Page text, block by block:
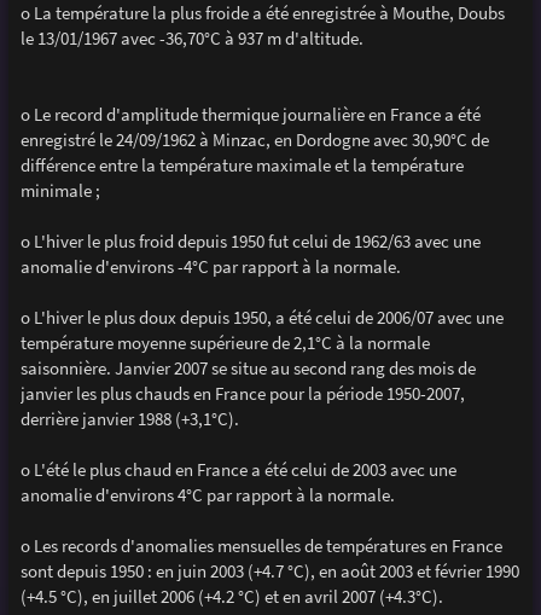
o La température la plus froide a été enregistrée à Mouthe, Doubs
le 13/01/1967 avec -36,70°C à 937 m d'altitude.
o Le record d'amplitude thermique journalière en France a été
enregistré le 24/09/1962 à Minzac, en Dordogne avec 30,90°C de
différence entre la température maximale et la température
minimale ;
o L'hiver le plus froid depuis 1950 fut celui de 1962/63 avec une
anomalie d'environs -4°C par rapport à la normale.
o L'hiver le plus doux depuis 1950, a été celui de 2006/07 avec une
température moyenne supérieure de 2,1°C à la normale
saisonnière. Janvier 2007 se situe au second rang des mois de
janvier les plus chauds en France pour la période 1950-2007,
derrière janvier 1988 (+3,1°C).
o L'été le plus chaud en France a été celui de 2003 avec une
anomalie d'environs 4°C par rapport à la normale.
o Les records d'anomalies mensuelles de températures en France
sont depuis 1950 : en juin 2003 (+4.7 °C), en août 2003 et février 1990
(+4.5 °C), en juillet 2006 (+4.2 °C) et en avril 2007 (+4.3°C).